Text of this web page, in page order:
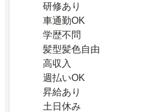
研修あり
車通勤OK
学歴不問
髪型髪色自由
高収入
週払いOK
昇給あり
土日休み